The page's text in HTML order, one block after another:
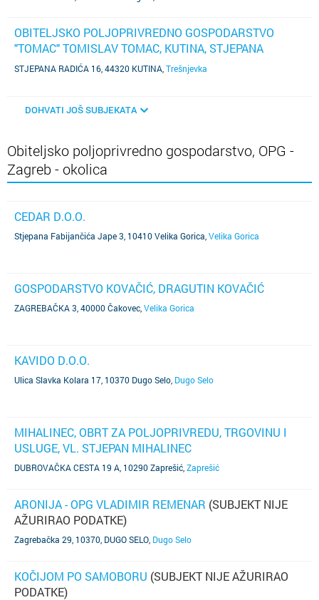
OBITELJSKO POLJOPRIVREDNO GOSPODARSTVO
"TOMAC" TOMISLAV TOMAC, KUTINA, STJEPANA
RADIĆA 16(SUBJEKT JE UGAŠEN)
STJEPANA RADIĆA 16, 44320 KUTINA Trešnjevka
DOHVATI JOŠ SUBJEKATA
Obiteljsko poljoprivredno gospodarstvo, OPG -
Zagreb - okolica
CEDAR D.O.O.
Stjepana Fabijančića Jape 3, 10410 Velika Gorica Velika Gorica
GOSPODARSTVO KOVAČIĆ, DRAGUTIN KOVAČIĆ
ZAGREBAČKA 3, 40000 Čakovec Velika Gorica
KAVIDO D.O.O.
Ulica Slavka Kolara 17, 10370 Dugo Selo Dugo Selo
MIHALINEC, OBRT ZA POLJOPRIVREDU, TRGOVINU I
USLUGE, VL. STJEPAN MIHALINEC
DUBROVAČKA CESTA 19 A, 10290 Zaprešić Zaprešić
ARONIJA - OPG VLADIMIR REMENAR (SUBJEKT NIJE
AŽURIRAO PODATKE)
Zagrebačka 29, 10370, DUGO SELO Dugo Selo
KOČIJOM PO SAMOBORU (SUBJEKT NIJE AŽURIRAO
PODATKE)